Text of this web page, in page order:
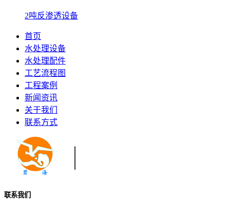
2吨反渗透设备
首页
水处理设备
水处理配件
工艺流程图
工程案例
新闻资讯
关于我们
联系方式
联系我们